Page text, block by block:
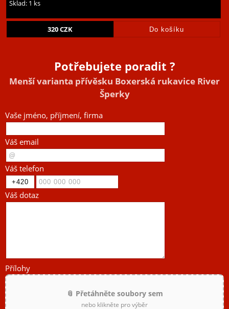
Sklad: 1 ks
320CZK
Potřebujete poradit ?
Menší varianta přívěsku Boxerská rukavice River
Šperky
Vaše jméno, příjmení, firma
Váš email
Váš telefon
Váš dotaz
Přílohy
📎 Přetáhněte soubory sem
nebo klikněte pro výběr